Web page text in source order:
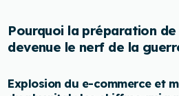
Pourquoi la préparation
devenue le nerf de la
Explosion du e-commerce et